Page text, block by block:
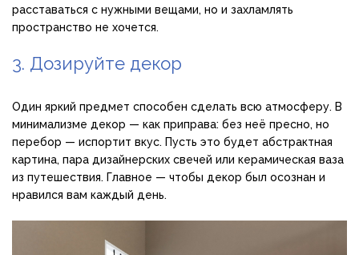
расставаться с нужными вещами, но и захламлять
пространство не хочется.
3. Дозируйте декор
Один яркий предмет способен сделать всю атмосферу. В
минимализме декор — как приправа: без неё пресно, но
перебор — испортит вкус. Пусть это будет абстрактная
картина, пара дизайнерских свечей или керамическая ваза
из путешествия. Главное — чтобы декор был осознан и
нравился вам каждый день.